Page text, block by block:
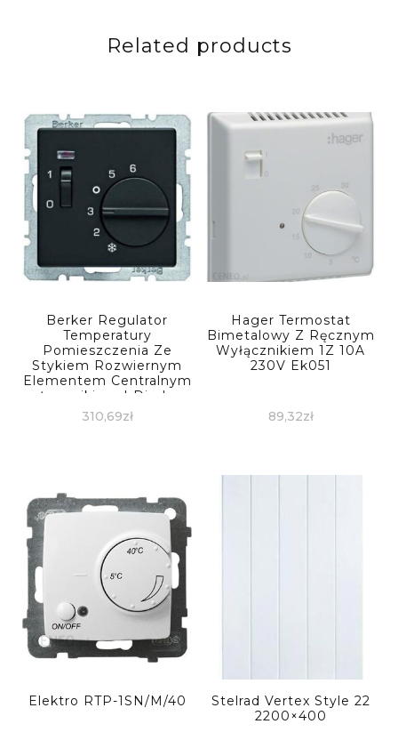
Related products
Berker Regulator
Temperatury
Pomieszczenia Ze
Stykiem Rozwiernym
Elementem Centralnym
Łącznikiem I Diodą
Antracyt 20306086
310,69zł
Hager Termostat
Bimetalowy Z Ręcznym
Wyłącznikiem 1Z 10A
230V Ek051
89,32zł
Elektro RTP-1SN/M/40
Stelrad Vertex Style 22
2200×400